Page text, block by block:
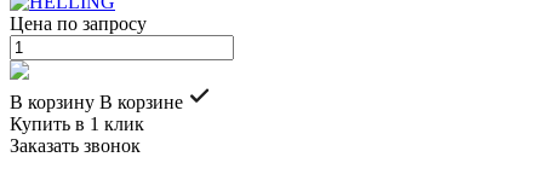
Цена по запросу
В корзину В корзине
Купить в 1 клик
Заказать звонок